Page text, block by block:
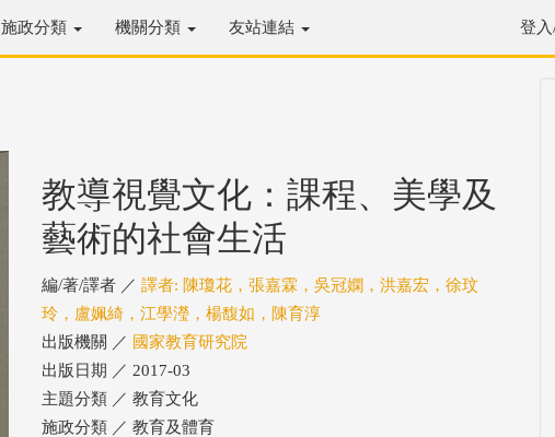
施政分類 機關分類 友站連結 登
教導視覺文化：課程、美學及
藝術的社會生活
編/著/譯者 ／ 譯者: 陳瓊花，張嘉霖，吳冠嫻，洪嘉宏，徐玟
玲，盧姵綺，江學瀅，楊馥如，陳育淳
出版機關 ／ 國家教育研究院
出版日期 ／ 2017-03
主題分類 ／ 教育文化
施政分類 ／ 教育及體育